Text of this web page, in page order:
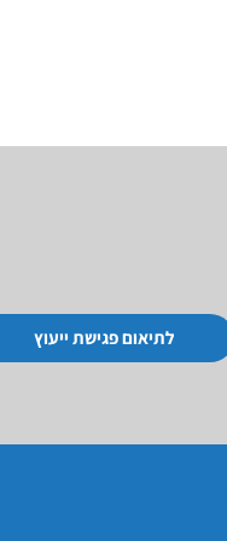
לתיאום פגישת ייעוץ